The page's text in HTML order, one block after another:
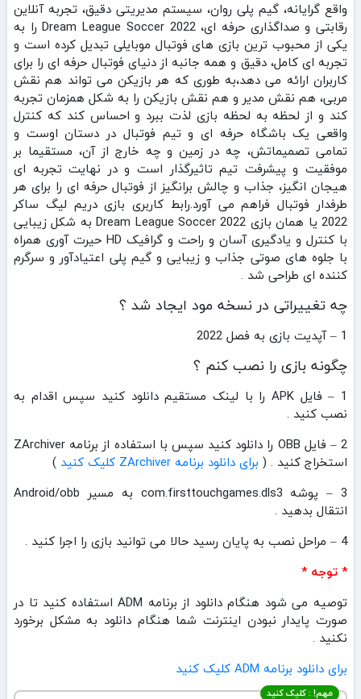
واقع‌ گرایانه، گیم‌ پلی روان، سیستم مدیریتی دقیق، تجربه آنلاین
رقابتی و صداگذاری حرفه‌ ای، Dream League Soccer 2022 را به
یکی از محبوب‌ ترین بازی‌ های فوتبال موبایلی تبدیل کرده است و
تجربه‌ ای کامل، دقیق و همه‌ جانبه از دنیای فوتبال حرفه‌ ای را برای
کاربران ارائه می‌ دهد،به طوری که هر بازیکن می‌ تواند هم نقش
مربی، هم نقش مدیر و هم نقش بازیکن را به شکل همزمان تجربه
کند و از لحظه به لحظه بازی لذت ببرد و احساس کند که کنترل
واقعی یک باشگاه حرفه‌ ای و تیم فوتبال در دستان اوست و
تمامی تصمیماتش، چه در زمین و چه خارج از آن، مستقیما بر
موفقیت و پیشرفت تیم تاثیرگذار است و در نهایت تجربه‌ ای
هیجان‌ انگیز، جذاب و چالش‌ برانگیز از فوتبال حرفه‌ ای را برای هر
طرفدار فوتبال فراهم می‌ آورد.رابط کاربری بازی دریم لیگ ساکر
2022 یا همان بازی Dream League Soccer 2022 به شکل زیبایی
با کنترل و یادگیری آسان و راحت و گرافیک HD حیرت آوری همراه
با جلوه های صوتی جذاب و زیبایی و گیم پلی اعتیادآور و سرگرم
کننده ای طراحی شد .
چه تغییراتی در نسخه مود ایجاد شد ؟
1 – آپدیت بازی به فصل 2022
چگونه بازی را نصب کنم ؟
1 – فایل APK را با لینک مستقیم دانلود کنید سپس اقدام به
نصب کنید .
2 – فایل OBB را دانلود کنید سپس با استفاده از برنامه ZArchiver
استخراج کنید . ( برای دانلود برنامه ZArchiver کلیک کنید
)
3 – پوشه com.firsttouchgames.dls3 به مسیر Android/obb
انتقال بدهید .
4 – مراحل نصب به پایان رسید حالا می توانید بازی را اجرا کنید .
* توجه *
توصیه می شود هنگام دانلود از برنامه ADM استفاده کنید تا در
صورت پایدار نبودن اینترنت شما هنگام دانلود به مشکل برخورد
نکنید .
برای دانلود برنامه ADM کلیک کنید
مهم! : کلیک کنید